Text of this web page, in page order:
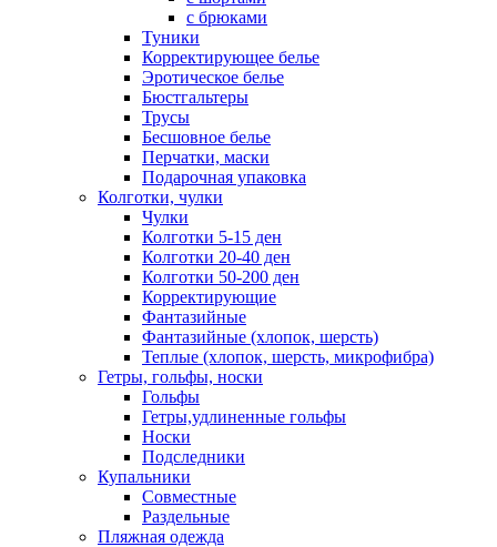
с брюками
Туники
Корректирующее белье
Эротическое белье
Бюстгальтеры
Трусы
Бесшовное белье
Перчатки, маски
Подарочная упаковка
Колготки, чулки
Чулки
Колготки 5-15 ден
Колготки 20-40 ден
Колготки 50-200 ден
Корректирующие
Фантазийные
Фантазийные (хлопок, шерсть)
Теплые (хлопок, шерсть, микрофибра)
Гетры, гольфы, носки
Гольфы
Гетры,удлиненные гольфы
Носки
Подследники
Купальники
Совместные
Раздельные
Пляжная одежда